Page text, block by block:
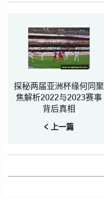
探秘两届亚洲杯缘何同聚
焦解析2022与2023赛事
背后真相
< 上一篇